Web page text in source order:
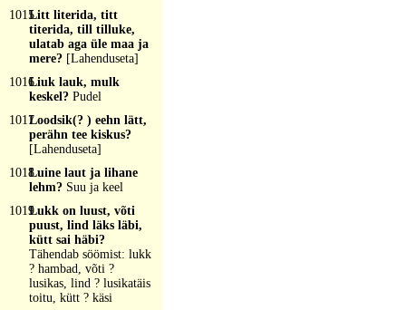
1015Litt literida, titt
titerida, till tilluke,
ulatab aga üle maa ja
mere? [Lahenduseta]
1016Liuk lauk, mulk
keskel? Pudel
1017Loodsik(? ) eehn lätt,
perähn tee kiskus?
[Lahenduseta]
1018Luine laut ja lihane
lehm? Suu ja keel
1019Lukk on luust, võti
puust, lind läks läbi,
kütt sai häbi?
Tähendab söömist: lukk
? hambad, võti ?
lusikas, lind ? lusikatäis
toitu, kütt ? käsi